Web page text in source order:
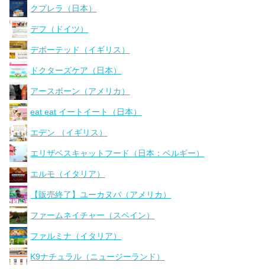
クプレラ（日本）
デフ（ドイツ）
デボーテッド（イギリス）
ドクターズケア（日本）
アースボーン（アメリカ）
eat eat イートイート（日本）
エデン （イギリス）
エリザベスキャットフード（日本：ベルギー）
エルモ（イタリア）
【販売終了】ユーカヌバ（アメリカ）
ファームネイチャー（スペイン）
ファルミナ（イタリア）
K9ナチュラル（ニュージーランド）